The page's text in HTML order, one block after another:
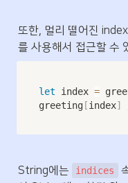
또한, 멀리 떨어진
를 사용해서 접근할 수
let index =
greeting [index]
String에는 indices